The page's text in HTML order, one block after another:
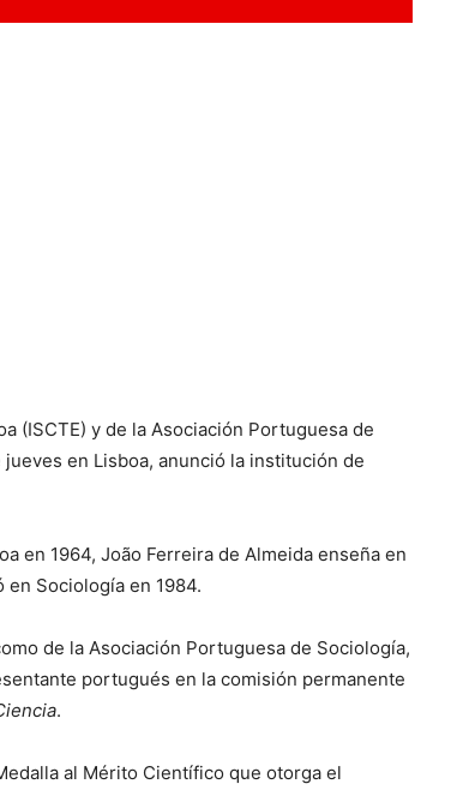
(ISCTE) y de la Asociación Portuguesa de
en Lisboa, anunció la institución de
en 1964, João Ferreira de Almeida enseña en
en Sociología en 1984.
de la Asociación Portuguesa de Sociología,
portugués en la comisión permanente
.
al Mérito Científico que otorga el